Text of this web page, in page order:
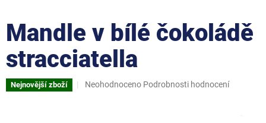
Mandle v bílé čokoládě
stracciatella
Nejnovější zboží
Průměrné
Neohodnoceno Podrobnosti hodnocení